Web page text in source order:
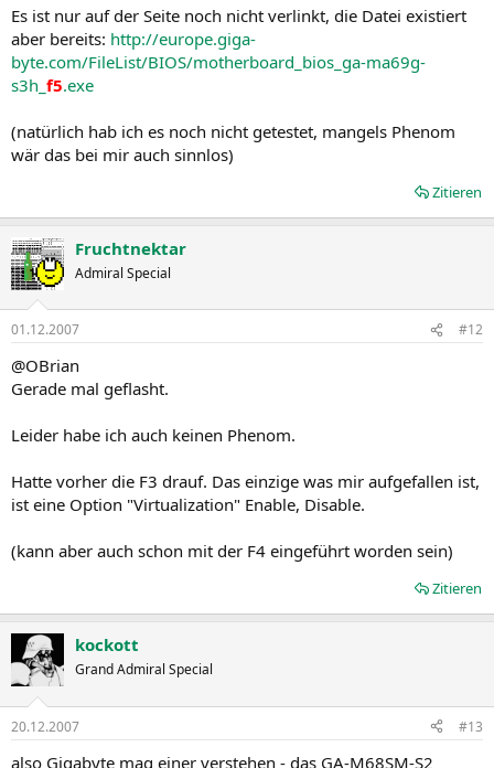
Es ist nur auf der Seite noch nicht verlinkt, die Datei existiert
aber bereits: http://europe.giga-
byte.com/FileList/BIOS/motherboard_bios_ga-ma69g-
s3h_ f5.exe
(natürlich hab ich es noch nicht getestet, mangels Phenom
wär das bei mir auch sinnlos)
Zitieren
Fruchtnektar
Admiral Special
01.12.2007 #12
@OBrian
Gerade mal geflasht.
Leider habe ich auch keinen Phenom.
Hatte vorher die F3 drauf. Das einzige was mir aufgefallen ist,
ist eine Option "Virtualization" Enable, Disable.
(kann aber auch schon mit der F4 eingeführt worden sein)
Zitieren
kockott
Grand Admiral Special
20.12.2007 #13
also Gigabyte mag einer verstehen - das GA-M68SM-S2